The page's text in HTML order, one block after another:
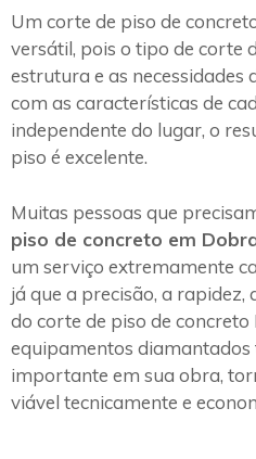
Um corte de piso de
versátil, pois o tipo de corte
estrutura e as necessidades
com as características de
independente do lugar, o
piso é excelente.
Muitas pessoas que
piso de concreto em
um serviço extremamente
já que a precisão, a rapidez,
do corte de piso de
equipamentos
importante em sua obra,
viável tecnicamente e